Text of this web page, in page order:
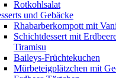
Rotkohlsalat
und Gebäcke
Rhabarberkompott mit
Schichtdessert mit
Tiramisu
Baileys-Früchtekuchen
Mürbeteigplätzchen mit